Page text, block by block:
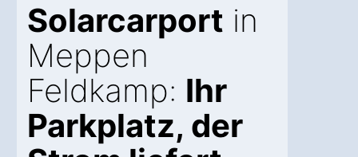
Solarcarport in
Meppen
Feldkamp: Ihr
Parkplatz, der